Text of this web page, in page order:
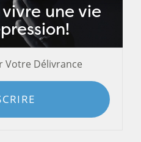
une vie
Votre Délivrance